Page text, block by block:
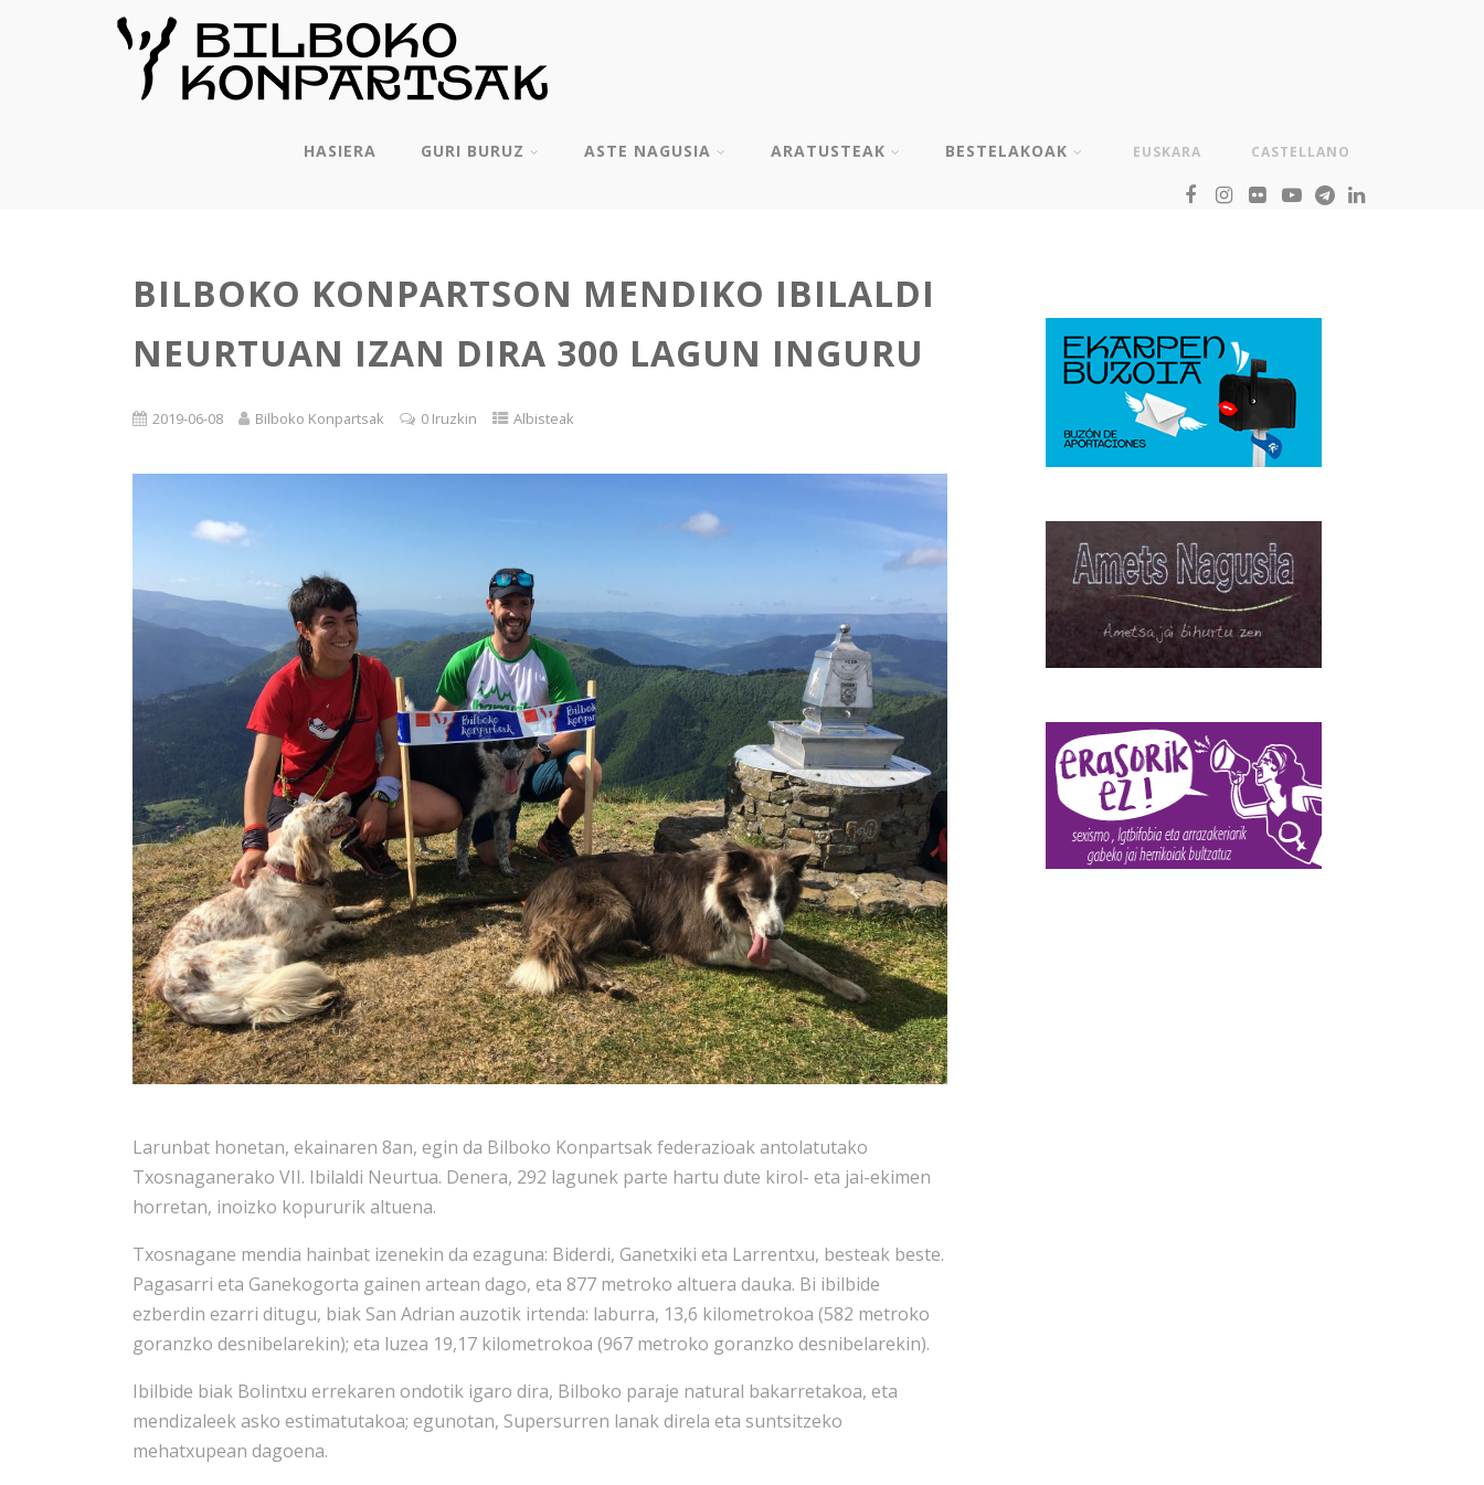
HASIERA GURI BURUZ ASTE NAGUSIA ARATUSTEAK BESTELAKOAK EUSKARA CASTELLANO
BILBOKO KONPARTSON MENDIKO IBILALDI
NEURTUAN IZAN DIRA 300 LAGUN INGURU
2019-06-08 Bilboko Konpartsak 0 Iruzkin Albisteak
Larunbat honetan, ekainaren 8an, egin da Bilboko Konpartsak federazioak antolatutako
Txosnaganerako VII. Ibilaldi Neurtua. Denera, 292 lagunek parte hartu dute kirol- eta jai-ekimen
horretan, inoizko kopururik altuena.
Txosnagane mendia hainbat izenekin da ezaguna: Biderdi, Ganetxiki eta Larrentxu, besteak beste.
Pagasarri eta Ganekogorta gainen artean dago, eta 877 metroko altuera dauka. Bi ibilbide
ezberdin ezarri ditugu, biak San Adrian auzotik irtenda: laburra, 13,6 kilometrokoa (582 metroko
goranzko desnibelarekin); eta luzea 19,17 kilometrokoa (967 metroko goranzko desnibelarekin).
Ibilbide biak Bolintxu errekaren ondotik igaro dira, Bilboko paraje natural bakarretakoa, eta
mendizaleek asko estimatutakoa; egunotan, Supersurren lanak direla eta suntsitzeko
mehatxupean dagoena.